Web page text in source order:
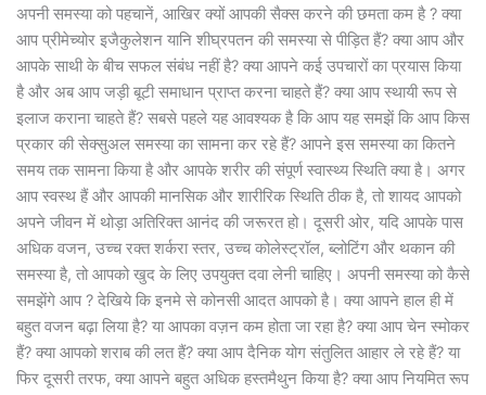
अपनी समस्या को पहचानें, आखिर क्यों आपकी सैक्स करने की छमता कम है ? क्या
आप प्रीमेच्योर इजैकुलेशन यानि शीघ्रपतन की समस्या से पीड़ित हैं? क्या आप और
आपके साथी के बीच सफल संबंध नहीं है? क्या आपने कई उपचारों का प्रयास किया
है और अब आप जड़ी बूटी समाधान प्राप्त करना चाहते हैं? क्या आप स्थायी रूप से
इलाज कराना चाहते हैं? सबसे पहले यह आवश्यक है कि आप यह समझें कि आप किस
प्रकार की सेक्सुअल समस्या का सामना कर रहे हैं? आपने इस समस्या का कितने
समय तक सामना किया है और आपके शरीर की संपूर्ण स्वास्थ्य स्थिति क्या है। अगर
आप स्वस्थ हैं और आपकी मानसिक और शारीरिक स्थिति ठीक है, तो शायद आपको
अपने जीवन में थोड़ा अतिरिक्त आनंद की जरूरत हो। दूसरी ओर, यदि आपके पास
अधिक वजन, उच्च रक्त शर्करा स्तर, उच्च कोलेस्ट्रॉल, ब्लोटिंग और थकान की
समस्या है, तो आपको खुद के लिए उपयुक्त दवा लेनी चाहिए। अपनी समस्या को कैसे
समझेंगे आप ? देखिये कि इनमे से कोनसी आदत आपको है। क्या आपने हाल ही में
बहुत वजन बढ़ा लिया है? या आपका वज़न कम होता जा रहा है? क्या आप चेन स्मोकर
हैं? क्या आपको शराब की लत हैं? क्या आप दैनिक योग संतुलित आहार ले रहे हैं? या
फिर दूसरी तरफ, क्या आपने बहुत अधिक हस्तमैथुन किया है? क्या आप नियमित रूप